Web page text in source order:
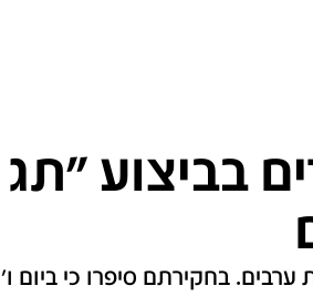
בביצוע "תג
בגנות ערבים. בחקירתם סיפרו כי ביום ו'